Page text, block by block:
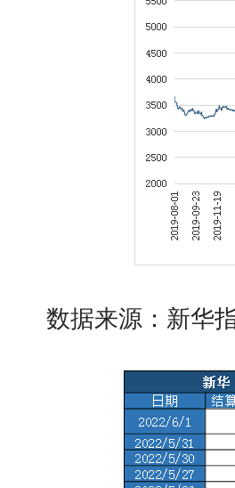
数据来源：新华